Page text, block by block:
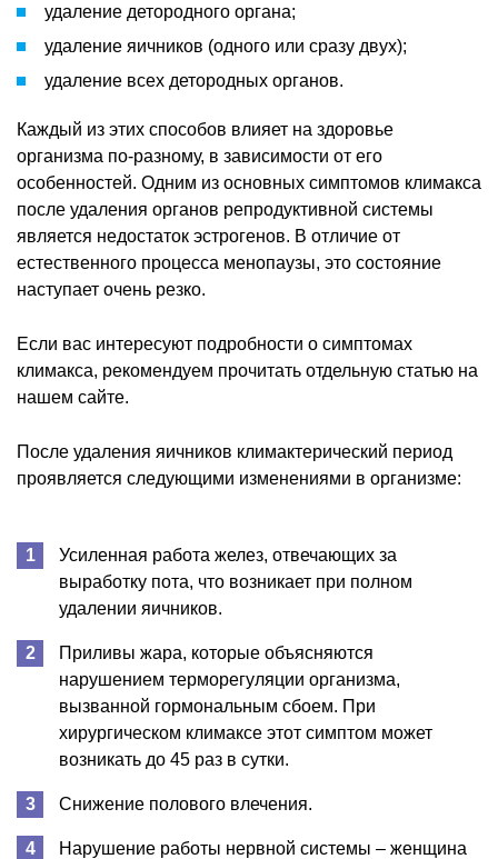
удаление детородного органа;
удаление яичников (одного или сразу двух);
удаление всех детородных органов.
Каждый из этих способов влияет на здоровье
организма по-разному, в зависимости от его
особенностей. Одним из основных симптомов климакса
после удаления органов репродуктивной системы
является недостаток эстрогенов. В отличие от
естественного процесса менопаузы, это состояние
наступает очень резко.
Если вас интересуют подробности о симптомах
климакса, рекомендуем прочитать отдельную статью на
нашем сайте.
После удаления яичников климактерический период
проявляется следующими изменениями в организме:
Усиленная работа желез, отвечающих за
выработку пота, что возникает при полном
удалении яичников.
Приливы жара, которые объясняются
нарушением терморегуляции организма,
вызванной гормональным сбоем. При
хирургическом климаксе этот симптом может
возникать до 45 раз в сутки.
Снижение полового влечения.
Нарушение работы нервной системы – женщина